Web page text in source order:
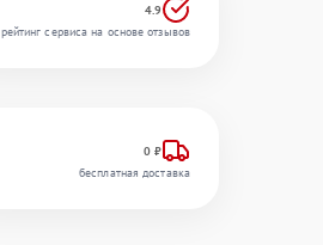
4.9
рейтинг сервиса на основе отзывов
0 ₽
бесплатная доставка